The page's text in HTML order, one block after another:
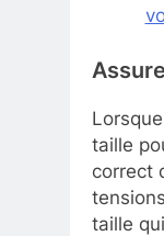
taille
correct
taille